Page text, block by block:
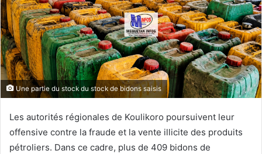
Une partie du stock du stock de bidons saisis
Les autorités régionales de Koulikoro poursuivent leur
offensive contre la fraude et la vente illicite des produits
pétroliers. Dans ce cadre, plus de 409 bidons de